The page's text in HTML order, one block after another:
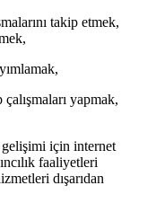
takip etmek,
yapmak,
için internet
faaliyetleri
dışarıdan